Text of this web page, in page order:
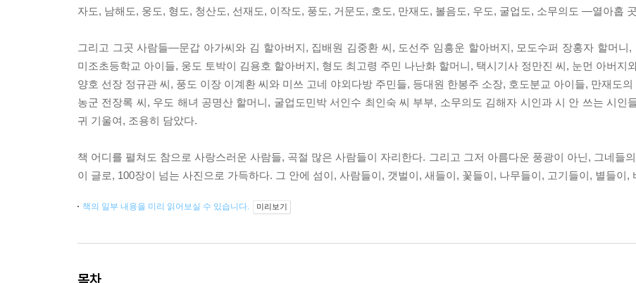
자도, 남해도, 웅도, 형도, 청산도, 선재도, 이작도, 풍도, 거문도, 호도, 만재도, 볼음도, 우도, 굴업도, 소무의도 ―열아홉
그리고 그곳 사람들―문갑 아가씨와 김 할아버지, 집배원 김중환 씨, 도선주 임흥운 할아버지, 모도수퍼 장홍자 할머니,
미조초등학교 아이들, 웅도 토박이 김용호 할아버지, 형도 최고령 주민 나난화 할머니, 택시기사 정만진 씨, 눈먼 아버지
양호 선장 정규관 씨, 풍도 이장 이계환 씨와 미쓰 고네 야외다방 주민들, 등대원 한봉주 소장, 호도분교 아이들, 만재도
농군 전장록 씨, 우도 해녀 공명산 할머니, 굴업도민박 서인수 최인숙 씨 부부, 소무의도 김해자 시인과 시 안 쓰는 시인
귀 기울여, 조용히 담았다.
책 어디를 펼쳐도 참으로 사랑스러운 사람들, 곡절 많은 사람들이 자리한다. 그리고 그저 아름다운 풍광이 아닌, 그네들
이 글로, 100장이 넘는 사진으로 가득하다. 그 안에 섬이, 사람들이, 갯벌이, 새들이, 꽃들이, 나무들이, 고기들이, 별들이,
책의 일부 내용을 미리 읽어보실 수 있습니다. 미리보기
목차